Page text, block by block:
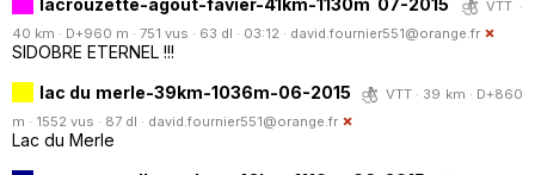
VTT ·
40 km · D+960 m · 751 vus · 63 dl · 03:12 · david.fournier551@orange.fr
SIDOBRE ETERNEL !!!
lac du merle-39km-1036m-06-2015
VTT · 39 km · D+860
m · 1552 vus · 87 dl · david.fournier551@orange.fr
Lac du Merle